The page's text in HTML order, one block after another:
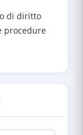
di diritto
procedure